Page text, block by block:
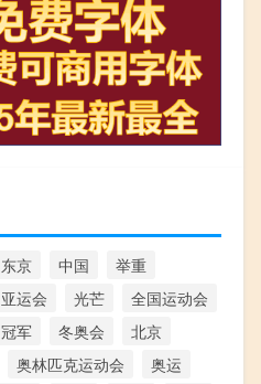
东京 中国
举重
亚运会 光芒
全国运动会
冠军 冬奥会
北京
奥林匹克运动会
奥运